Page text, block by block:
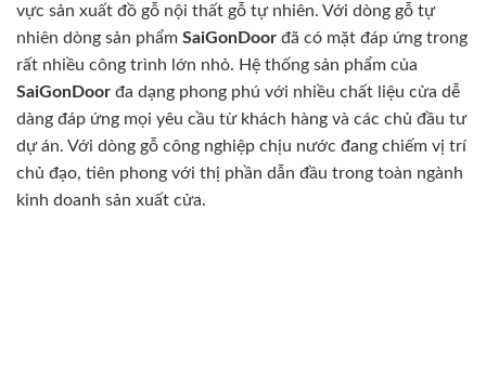
vực sản xuất đồ gỗ nội thất gỗ tự nhiên. Với dòng gỗ tự
nhiên dòng sản phẩm SaiGonDoor đã có mặt đáp ứng trong
rất nhiều công trình lớn nhỏ. Hệ thống sản phẩm của
SaiGonDoor đa dạng phong phú với nhiều chất liệu cửa dễ
dàng đáp ứng mọi yêu cầu từ khách hàng và các chủ đầu tư
dự án. Với dòng gỗ công nghiệp chịu nước đang chiếm vị trí
chủ đạo, tiên phong với thị phần dẫn đầu trong toàn ngành
kinh doanh sản xuất cửa.